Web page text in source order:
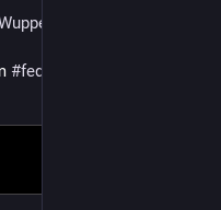
#fediverse